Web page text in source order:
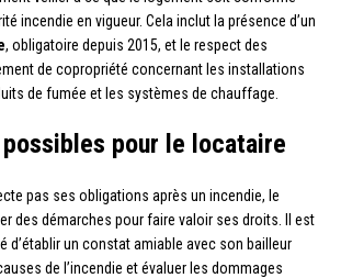
incendie en vigueur. Cela inclut la présence d’un
, obligatoire depuis 2015, et le respect des
de copropriété concernant les installations
de fumée et les systèmes de chauffage.
pour le locataire
pas ses obligations après un incendie, le
des démarches pour faire valoir ses droits. Il est
d’établir un constat amiable avec son bailleur
de l’incendie et évaluer les dommages